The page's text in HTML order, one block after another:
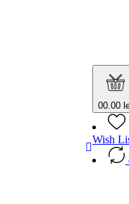
00.00
Wish